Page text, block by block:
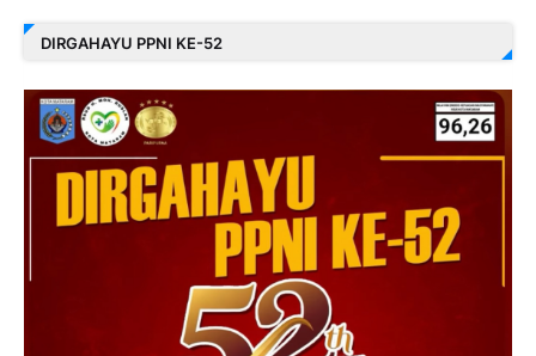
DIRGAHAYU PPNI KE-52